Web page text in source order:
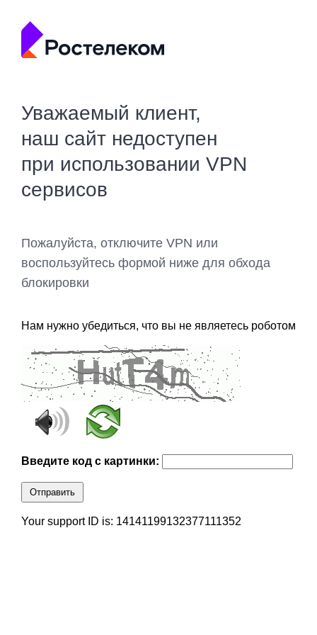
Уважаемый клиент,
наш сайт недоступен
при использовании VPN
сервисов
Пожалуйста, отключите VPN или
воспользуйтесь формой ниже для обхода
блокировки
Нам нужно убедиться, что вы не являетесь роботом
Введите код с картинки:
Отправить
Your support ID is: 14141199132377111352